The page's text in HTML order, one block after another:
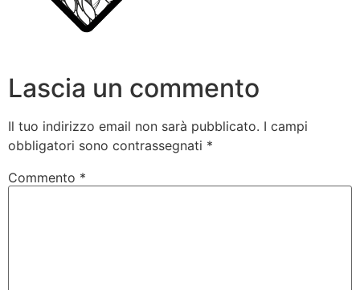
Lascia un commento
Il tuo indirizzo email non sarà pubblicato. I campi
obbligatori sono contrassegnati *
Commento *